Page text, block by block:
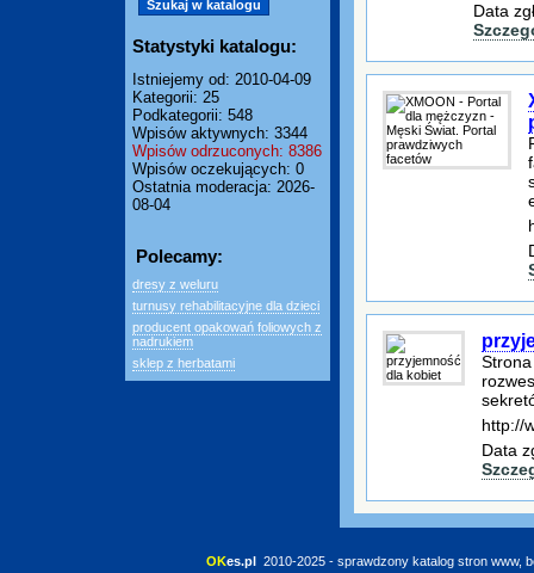
Statystyki katalogu:
Istniejemy od: 2010-04-09
Kategorii: 25
Podkategorii: 548
Wpisów aktywnych: 3344
Wpisów odrzuconych: 8386
Wpisów oczekujących: 0
Ostatnia moderacja: 2026-
08-04
Polecamy:
dresy z weluru
turnusy rehabilitacyjne dla dzieci
producent opakowań foliowych z
nadrukiem
sklep z herbatami
Data
http://
Data
OKes.pl 2010-2025 - sprawdzony katalog stron www,